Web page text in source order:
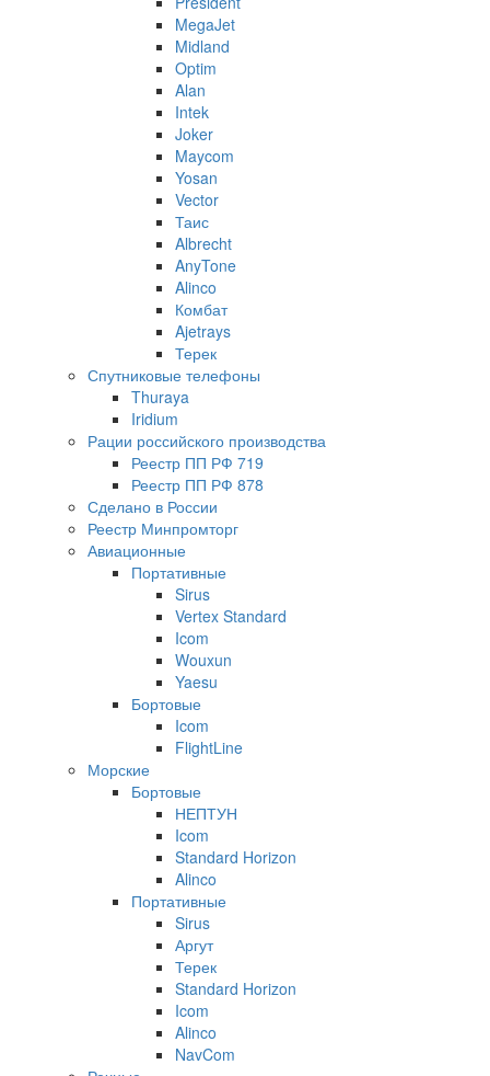
MegaJet
Midland
Optim
Alan
Intek
Joker
Maycom
Yosan
Vector
Таис
Albrecht
AnyTone
Alinco
Комбат
Ajetrays
Терек
Спутниковые телефоны
Thuraya
Iridium
Рации российского производства
Реестр ПП РФ 719
Реестр ПП РФ 878
Сделано в России
Реестр Минпромторг
Авиационные
Портативные
Sirus
Vertex Standard
Icom
Wouxun
Yaesu
Бортовые
Icom
FlightLine
Морские
Бортовые
НЕПТУН
Icom
Standard Horizon
Alinco
Портативные
Sirus
Аргут
Терек
Standard Horizon
Icom
Alinco
NavCom